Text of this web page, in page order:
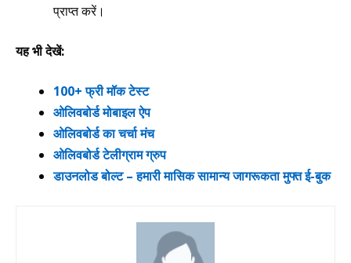
प्राप्त करें।
यह भी देखें:
100+ फ्री मॉक टेस्ट
ओलिवबोर्ड मोबाइल ऐप
ओलिवबोर्ड का चर्चा मंच
ओलिवबोर्ड टेलीग्राम ग्रुप
डाउनलोड बोल्ट – हमारी मासिक सामान्य जागरूकता मुफ्त ई-बुक